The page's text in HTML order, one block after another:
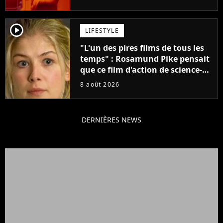
player2 LIFESTYLE
"L'un des pires films de tous les
temps" : Rosamund Pike pensait
que ce film d'action de science-
fiction avec Dwayne Johnson
8 août 2026
DERNIÈRES NEWS